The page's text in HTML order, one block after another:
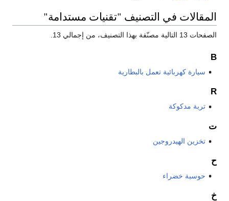
المقالات في التصنيف "تقنيات مستدامة"
الصفحات 13 التالية مصنّفة بهذا التصنيف، من إجمالي 13.
B
سيارة كهربائية تعمل بالبطارية
R
تربة مدكوكة
ت
تخزين الهيدروجين
ح
حوسبة خضراء
خ